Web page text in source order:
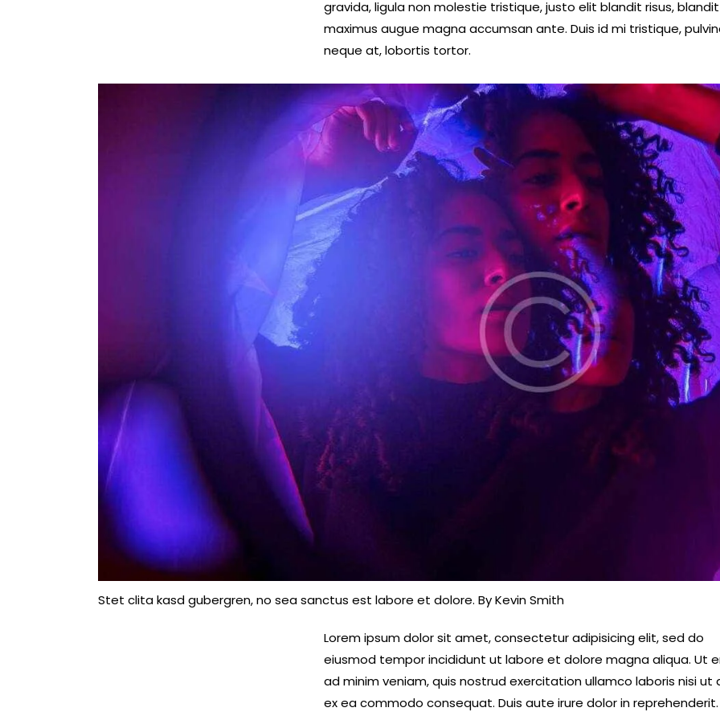
gravida, ligula non molestie tristique, justo elit blandit risus, blandit
maximus augue magna accumsan ante. Duis id mi tristique,
neque at, lobortis tortor.
Stet clita kasd gubergren, no sea sanctus est labore et dolore. ByKevin Smith
Lorem ipsum dolor sit amet, consectetur adipisicing elit, sed do
eiusmod tempor incididunt ut labore et dolore magna aliqua. Ut
ad minim veniam, quis nostrud exercitation ullamco laboris nisi ut
ex ea commodo consequat. Duis aute irure dolor in reprehenderit.